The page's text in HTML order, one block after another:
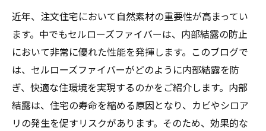
近年、注文住宅において自然素材の重要性が高まってい
ます。中でもセルローズファイバーは、内部結露の防止
において非常に優れた性能を発揮します。このブログで
は、セルローズファイバーがどのように内部結露を防
ぎ、快適な住環境を実現するのかをご紹介します。内部
結露は、住宅の寿命を縮める原因となり、カビやシロア
リの発生を促すリスクがあります。そのため、効果的な